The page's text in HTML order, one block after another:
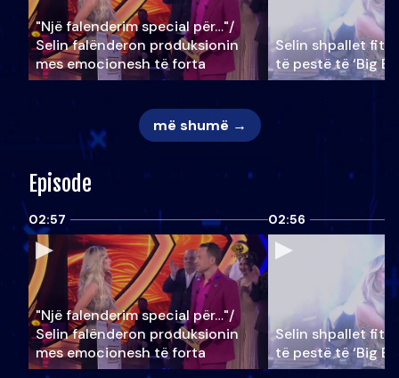
"Një falenderim special për…"/
Selin falënderon produksionin
mes emocionesh të forta
Selin shpallet
të pestë të ‘Big
më shumë →
Episode
02:57
"Një falenderim special për…"/
Selin falënderon produksionin
mes emocionesh të forta
02:56
Selin shpallet
të pestë të ‘Big